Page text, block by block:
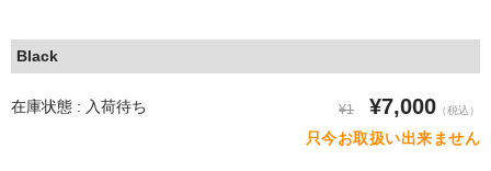
Black
在庫状態 : 入荷待ち ¥1 ¥7,000 （税込）
只今お取扱い出来ません